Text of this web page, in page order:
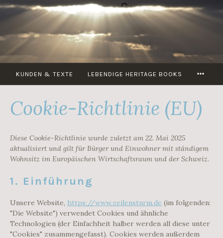
Zum
springen
KUNDEN & TEXTE LEBENDIGE HERITAGE BOOKS
Cookie-Richtlinie (EU)
Diese Cookie-Richtlinie wurde zuletzt am 22. Mai 2025
aktualisiert und gilt für Bürger und Einwohner mit ständigem
Wohnsitz im Europäischen Wirtschaftsraum und der Schweiz.
1. Einführung
Unsere Website, https://www.zeilensturm.de (im folgenden:
"Die Website") verwendet Cookies und ähnliche
Technologien (der Einfachheit halber werden all diese unter
"Cookies" zusammengefasst). Cookies werden außerdem